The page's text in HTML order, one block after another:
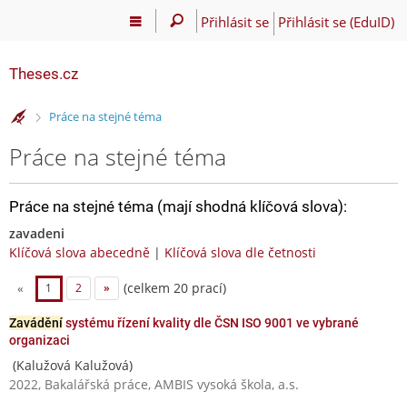
Přihlásit se Přihlásit se (EduID)
Theses.cz
>Práce na stejné téma
Práce na stejné téma
Práce na stejné téma (mají shodná klíčová slova):
zavadeni
Klíčová slova abecedně | Klíčová slova dle četnosti
« 1 2 » (celkem 20 prací)
Zaváděnísystému řízení kvality dle ČSN ISO 9001 ve vybrané
organizaci
(Kalužová Kalužová)
2022, Bakalářská práce, AMBIS vysoká škola, a.s.